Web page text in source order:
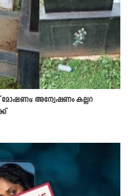
മോഷണം; അന്വേഷണം കല്ലറ